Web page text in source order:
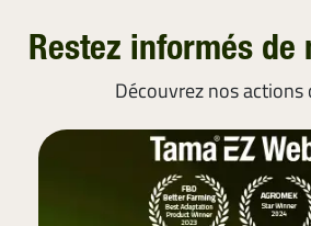
Restez informés de
Découvrez nos actions